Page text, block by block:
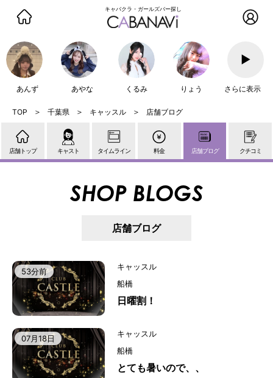
キャバクラ・ガールズバー探し
あんず あやな くるみ りょう
▶
さらに表示
千葉県 キャッスル 店舗ブログ
店舗トップ キャスト タイムライン 料金 店舗ブログ クチコミ
SHOP BLOGS
店舗ブログ
53分前
キャッスル
船橋
日曜割！
07月18日
キャッスル
船橋
とても暑いので、、